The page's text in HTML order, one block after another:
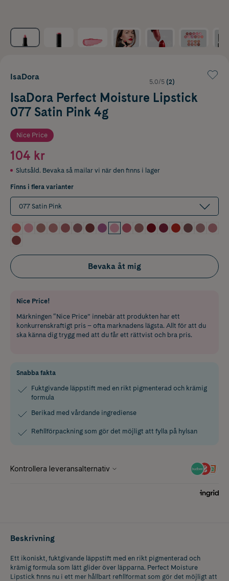
IsaDora
5.0/5 (2)
IsaDora Perfect Moisture Lipstick
077 Satin Pink 4g
Nice Price
104 kr
Slutsåld. Bevaka så mailar vi när den finns i lager
Finns i flera varianter
077 Satin Pink
Bevaka åt mig
Nice Price!
Märkningen “Nice Price” innebär att produkten har ett
konkurrenskraftigt pris – ofta marknadens lägsta. Allt för att du
ska känna dig trygg med att du får ett rättvist och bra pris.
Snabba fakta
Fuktgivande läppstift med en rikt pigmenterad och krämig
formula
Berikad med vårdande ingrediense
Refillförpackning som gör det möjligt att fylla på hylsan
Beskrivning
Ett ikoniskt, fuktgivande läppstift med en rikt pigmenterad och
krämig formula som lätt glider över läpparna. Perfect Moisture
Lipstick finns nu i ett mer hållbart refillformat som gör det möjligt att